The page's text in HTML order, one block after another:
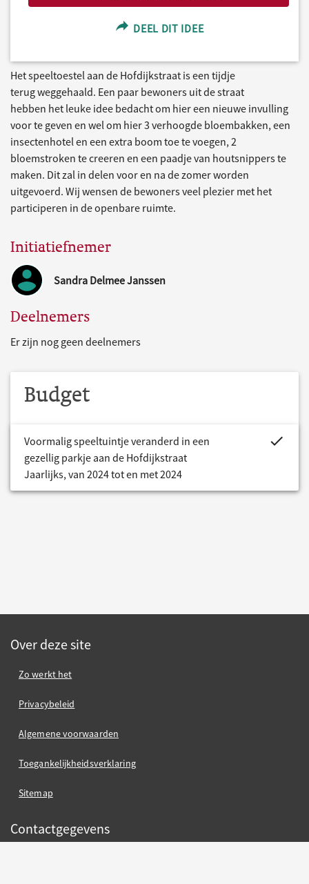
DEEL DIT IDEE
Het speeltoestel aan de Hofdijkstraat is een tijdje
terug weggehaald. Een paar bewoners uit de straat
hebben het leuke idee bedacht om hier een nieuwe invulling
voor te geven en wel om hier 3 verhoogde bloembakken, een
insectenhotel en een extra boom toe te voegen, 2
bloemstroken te creeren en een paadje van houtsnippers te
maken. Dit zal in delen voor en na de zomer worden
uitgevoerd. Wij wensen de bewoners veel plezier met het
participeren in de openbare ruimte.
Initiatiefnemer
Sandra Delmee Janssen
Deelnemers
Er zijn nog geen deelnemers
Budget
Voormalig speeltuintje veranderd in een
gezellig parkje aan de Hofdijkstraat
Jaarlijks, van 2024 tot en met 2024
Over deze site
Zo werkt het
Privacybeleid
Algemene voorwaarden
Toegankelijkheidsverklaring
Sitemap
Contactgegevens